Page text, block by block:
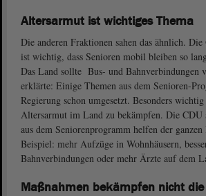
Altersarmut ist wichtiges Thema
Die anderen Fraktionen sahen das ähnlich.
ist wichtig, dass Senioren mobil bleiben so
Das Land sollte Bus- und Bahnverbindungen
erklärte: Einige Themen aus dem Senioren-
Regierung schon umgesetzt. Besonders
Altersarmut im Land zu bekämpfen. Die CDU
aus dem Seniorenprogramm helfen der
Beispiel: mehr Aufzüge in Wohnhäusern,
Bahnverbindungen oder mehr Ärzte auf dem
Maßnahmen bekämpfen nicht die